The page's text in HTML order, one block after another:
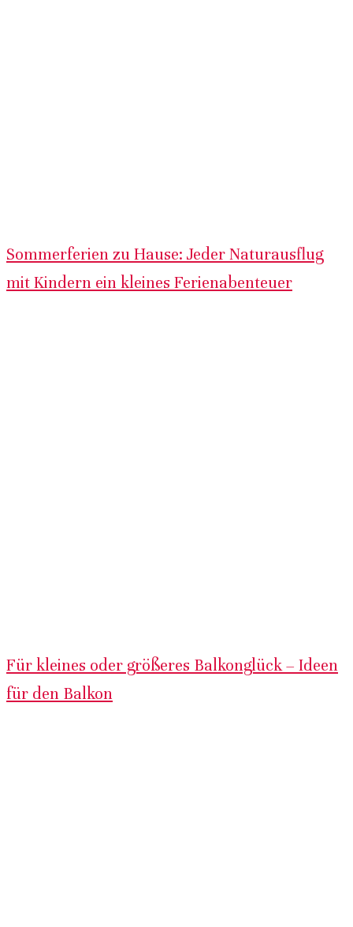
Sommerferien zu Hause: Jeder Naturausflug
mit Kindern ein kleines Ferienabenteuer
Für kleines oder größeres Balkonglück – Ideen
für den Balkon